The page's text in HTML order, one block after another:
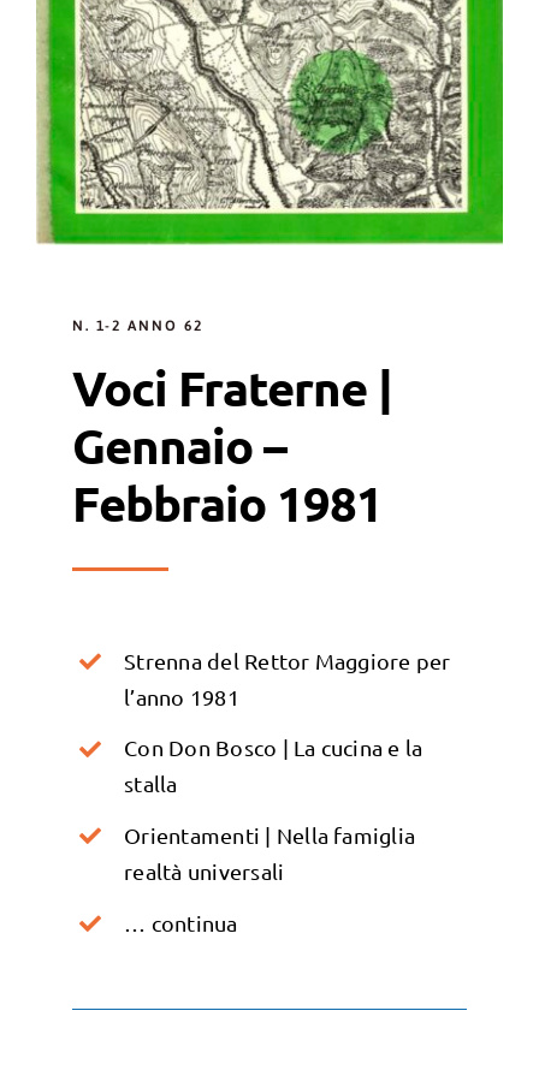
N. 1-2 ANNO 62
Voci Fraterne |
Gennaio –
Febbraio 1981
Strenna del Rettor Maggiore per
l’anno 1981
Con Don Bosco | La cucina e la
stalla
Orientamenti | Nella famiglia
realtà universali
… continua